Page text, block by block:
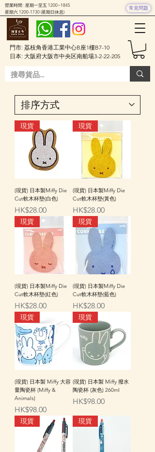
門市: 荔枝角香港工業中心B座1樓B7-10
日本: 大阪府大阪市中央区南船場3-2-22-205
營業時間 : 星期一至五 1200~1845
星期六 1200-1730(星期日休息)
常見問題
現貨
(現貨) 日本製Miffy Die
Cut軟木杯墊(白色)
價格
HK$28.00
現貨
(現貨) 日本製Miffy Die
Cut軟木杯墊(黃色)
價格
HK$28.00
現貨
(現貨) 日本製Miffy Die
Cut軟木杯墊(紅色)
價格
HK$28.00
現貨
(現貨) 日本製Miffy Die
Cut軟木杯墊(藍色)
價格
HK$28.00
現貨
(現貨) 日本製 Miffy 大容
量陶瓷杯 (Miffy &
Animals)
價格
HK$98.00
現貨
(現貨) 日本製 Miffy 撥水
陶瓷杯 (灰色) 260ml
價格
HK$98.00
現貨 現貨